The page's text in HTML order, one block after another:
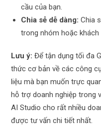
cầu của bạn.
Chia sẻ dễ dàng: Chia
trong nhóm hoặc khách
Lưu ý: Để tận dụng tối đa
thức cơ bản về các công
liệu mà bạn muốn trực
hỗ trợ doanh nghiệp trong
AI Studio cho rất nhiều
được tư vấn chi tiết nhất.